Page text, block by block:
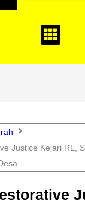
Justice Kejari RL,